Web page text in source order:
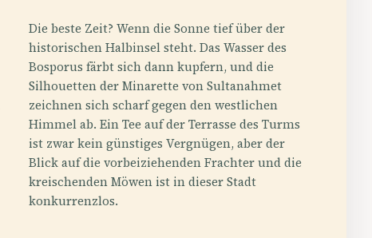
Die beste Zeit? Wenn die Sonne tief über der
historischen Halbinsel steht. Das Wasser des
Bosporus färbt sich dann kupfern, und die
Silhouetten der Minarette von Sultanahmet
zeichnen sich scharf gegen den westlichen
Himmel ab. Ein Tee auf der Terrasse des Turms
ist zwar kein günstiges Vergnügen, aber der
Blick auf die vorbeiziehenden Frachter und die
kreischenden Möwen ist in dieser Stadt
konkurrenzlos.